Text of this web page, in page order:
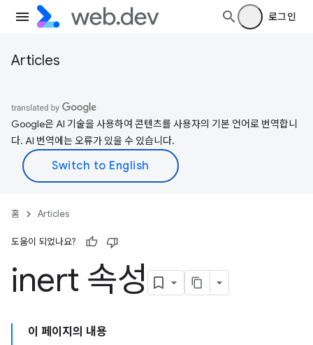
로그인
Articles
Google은 AI 기술을 사용하여 콘텐츠를 사용자의 기본 언어로 번역합니
다. AI 번역에는 오류가 있을 수 있습니다.
홈 Articles
도움이 되었나요?
inert 속성
이 페이지의 내용